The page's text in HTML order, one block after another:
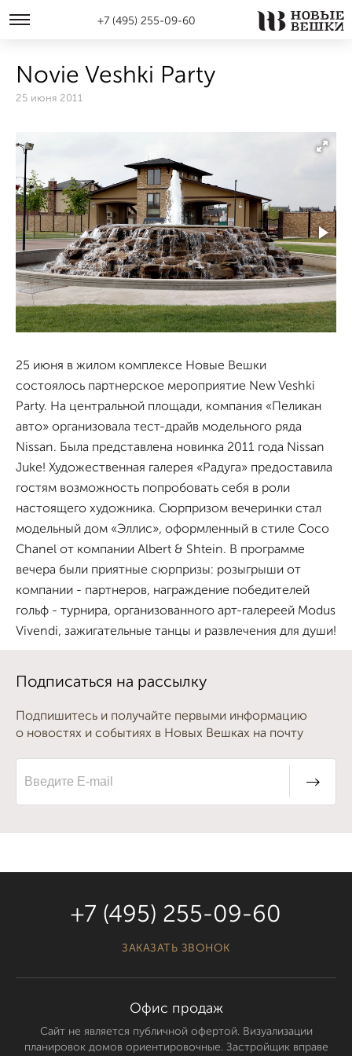
+7 (495) 255-09-60
Novie Veshki Party
25 июня 2011
25 июня в жилом комплексе Новые Вешки
состоялось партнерское мероприятие New Veshki
Party. На центральной площади, компания «Пеликан
авто» организовала тест-драйв модельного ряда
Nissan. Была представлена новинка 2011 года Nissan
Juke! Художественная галерея «Радуга» предоставила
гостям возможность попробовать себя в роли
настоящего художника. Сюрпризом вечеринки стал
модельный дом «Эллис», оформленный в стиле Coco
Chanel от компании Albert & Shtein. В программе
вечера были приятные сюрпризы: розыгрыши от
компании - партнеров, награждение победителей
гольф - турнира, организованного арт-галереей Modus
Vivendi, зажигательные танцы и развлечения для души!
Подписаться на рассылку
Подпишитесь и получайте первыми информацию
о новостях и событиях в Новых Вешках на почту
+7 (495) 255-09-60
ЗАКАЗАТЬ ЗВОНОК
Офис продаж
Сайт не является публичной офертой. Визуализации
планировок домов ориентировочные. Застройщик вправе